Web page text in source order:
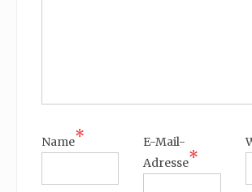
Name*
E-Mail-
Adresse*